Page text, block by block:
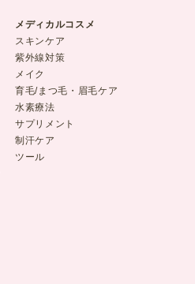
メディカルコスメ
スキンケア
紫外線対策
メイク
育毛/まつ毛・眉毛ケア
水素療法
サプリメント
制汗ケア
ツール